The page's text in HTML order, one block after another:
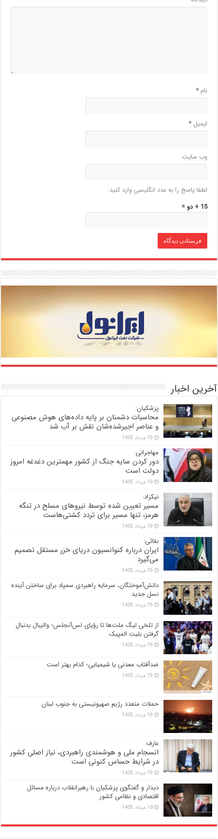
نام*
ایمیل*
وب‌ سایت
لطفا پاسخ را به عدد انگلیسی وارد کنید:
15 + دو =
آخرین اخبار
پزشکیان:
محاسبات دشمنان بر پایه داده‌های هوش مصنوعی
و عناصر اجیرشده‌شان نقش بر آب شد
19 مرداد 1405
مهاجرانی:
دور کردن سایه جنگ از کشور مهمترین دغدغه امروز
دولت است
19 مرداد 1405
نیکزاد:
مسیر تعیین شده توسط نیروهای مسلح در تنگه
هرمز، تنها مسیر برای تردد کشتی‌هاست
19 مرداد 1405
بقائی:
ایران درباره کنوانسیون دریای خزر مستقل تصمیم
می‌گیرد
19 مرداد 1405
دانش‌آموختگان، سرمایه راهبردی سمپاد برای ساختن آینده
نسل جدید
19 مرداد 1405
از تلخی لیگ ملت‌ها تا رؤیای لس‌آنجلس؛ والیبال بدنبال
گرفتن بلیت المپیک
19 مرداد 1405
ضدآفتاب‌ معدنی یا شیمیایی؛ کدام بهتر است
19 مرداد 1405
حملات متعدد رژیم صهیونیستی به جنوب لبنان
19 مرداد 1405
عارف:
انسجام ملی و هوشمندی راهبردی، نیاز اصلی کشور
در شرایط حساس کنونی است
19 مرداد 1405
دیدار و گفتگوی پزشکیان با رهبرانقلاب درباره مسائل
اقتصادی و نظامی کشور
18 مرداد 1405